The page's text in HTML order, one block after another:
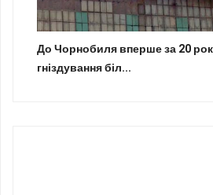
До Чорнобиля вперше за 20
гніздування біл...